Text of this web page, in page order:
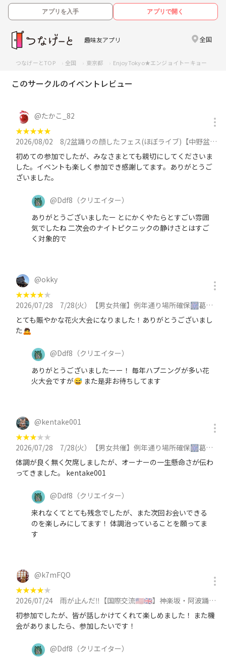
アプリを入手 アプリで開く
趣味友アプリ 全国
つなげーとTOP 全国 東京都 EnjoyTokyo★エンジョイトーキョー 〜
このサークルのイベントレビュー
@たかこ_82
★★★★★
2026/08/02
8/2盆踊りの顔したフェス(ほぼライブ)【中野盆ダンス会】純烈、DJ KOO登場‼️全世代で盛り上がるに参加
初めての参加でしたが、みなさまとても親切にしてくださいま
した。イベントも楽しく参加でき感謝してます。ありがとうご
ざいました。
@Ddf8 （クリエイター）
ありがとうございましたー とにかくやたらとすごい雰囲
気でしたね 二次会のナイトピクニックの静けさとはすご
く対象的で
@okky
★★★★★
2026/07/28
7/28(火）【男女共催】例年通り場所確保🎆葛飾花火大会へ行きましょう【浴衣歓迎】に参加
とても賑やかな花火大会になりました！ありがとうございまし
た🙇
@Ddf8 （クリエイター）
ありがとうございましたーー！ 毎年ハプニングが多い花
火大会ですが😅 また是非お待ちしてます
@kentake001
★★★★★
2026/07/28
7/28(火）【男女共催】例年通り場所確保🎆葛飾花火大会へ行きましょう【浴衣歓迎】に参加
体調が良く無く欠席しましたが、オーナーの一生懸命さが伝わ
ってきました。 kentake001
@Ddf8 （クリエイター）
来れなくてとても残念でしたが、また次回お会いできる
のを楽しみにしてます！ 体調治っていることを願ってま
す
@k7mFQO
★★★★★
2026/07/24
雨が止んだ‼️【国際交流🇺🇸🇬🇧】神楽坂・阿波踊りを楽しむ‼️途中からアイリッシュパブへに参加
初参加でしたが、皆が話しかけてくれて楽しめました！ また機
会がありましたら、参加したいです！
@Ddf8 （クリエイター）